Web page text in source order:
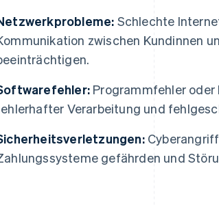
Schlechte
zwischen Kundinnen
Programmfehler oder
Verarbeitung und
gefährden und